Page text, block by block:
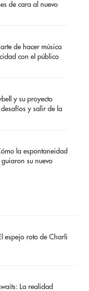
de cara al nuevo
de hacer música
con el público
y su proyecto
y salir de la
la espontaneidad
su nuevo
espejo roto de Charli
La realidad